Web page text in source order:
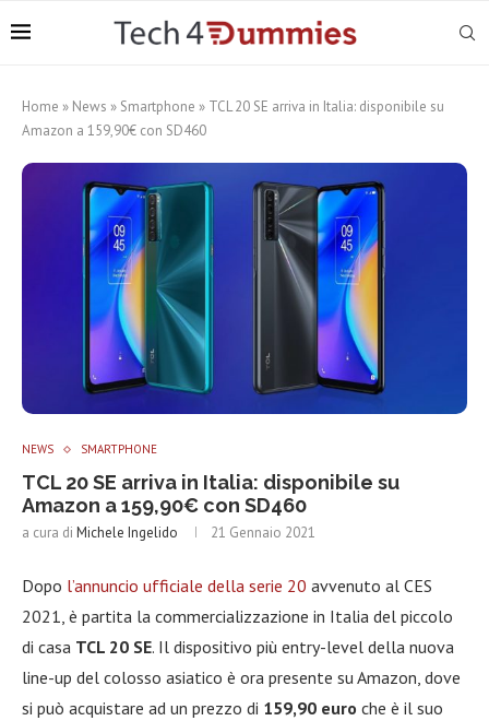
Home » News » Smartphone » TCL 20 SE arriva in Italia: disponibile su
Amazon a 159,90€ con SD460
NEWS SMARTPHONE
TCL 20 SE arriva in Italia: disponibile su
Amazon a 159,90€ con SD460
a cura di Michele Ingelido 21 Gennaio 2021
Dopo l’annuncio ufficiale della serie 20 avvenuto al CES
2021, è partita la commercializzazione in Italia del piccolo
di casa TCL 20 SE. Il dispositivo più entry-level della nuova
line-up del colosso asiatico è ora presente su Amazon, dove
si può acquistare ad un prezzo di 159,90 euro che è il suo